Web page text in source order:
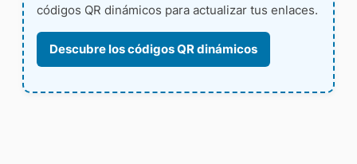
códigos QR dinámicos para actualizar tus enlaces.
Descubre los códigos QR dinámicos